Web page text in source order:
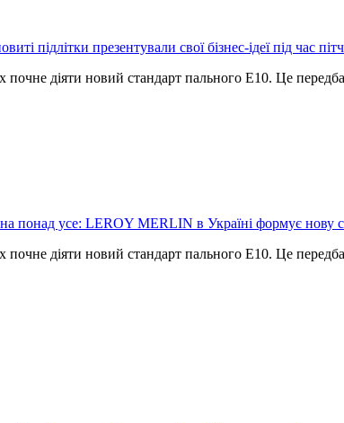
підлітки презентували свої бізнес-ідеї під час
почне діяти новий стандарт пального Е10. Це
понад усе: LEROY MERLIN в Україні формує нову
почне діяти новий стандарт пального Е10. Це